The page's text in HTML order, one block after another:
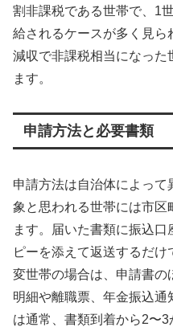
割非課税である世帯で、1
給されるケースが多く見
減収で非課税相当になった
ます。
申請方法と必要書類
申請方法は自治体によっ
象と思われる世帯には市
ます。届いた書類に振込
ピーを添えて返送するだ
変世帯の場合は、申請書
明細や離職票、年金振込
は通常、書類到着から2〜